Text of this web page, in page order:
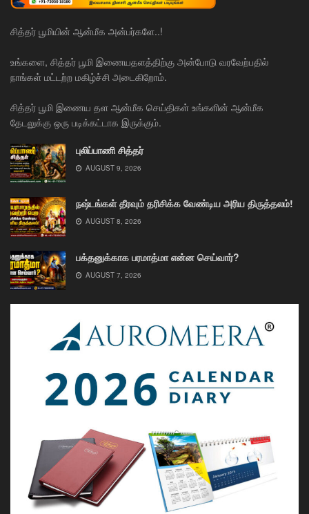
சித்தர் பூமியின் ஆன்மீக அன்பர்களே..!
உங்களை, சித்தர் பூமி இணையதளத்திற்கு அன்போடு வரவேற்பதில்
நாங்கள் மட்டற்ற மகிழ்ச்சி அடைகிறோம்.
சித்தர் பூமி இணைய தள ஆன்மீக செய்திகள் உங்களின் ஆன்மீக
தேடலுக்கு ஒரு படிக்கட்டாக இருக்கும்.
புலிப்பாணி சித்தர்
AUGUST 9, 2026
நஷ்டங்கள் தீரவும் தரிசிக்க வேண்டிய அரிய திருத்தலம்!
AUGUST 8, 2026
பக்தனுக்காக பரமாத்மா என்ன செய்வார்?
AUGUST 7, 2026